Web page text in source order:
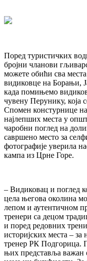
Поред туристичких
бројни чланови
можете обићи сва
видиковце на Борањи,
када помињемо
чувену Перунику, која
Спомен констурнице
најлепших места у
чаробни поглед на
савршено место за
фотографије уверила
кампа из Црне Горе.
– Видиковац и поглед
цела његова околина
лепом и аутентичном
тренери са децом
и поред редовних
историјских места –
тренер РК Подгорица.
њих представља важан